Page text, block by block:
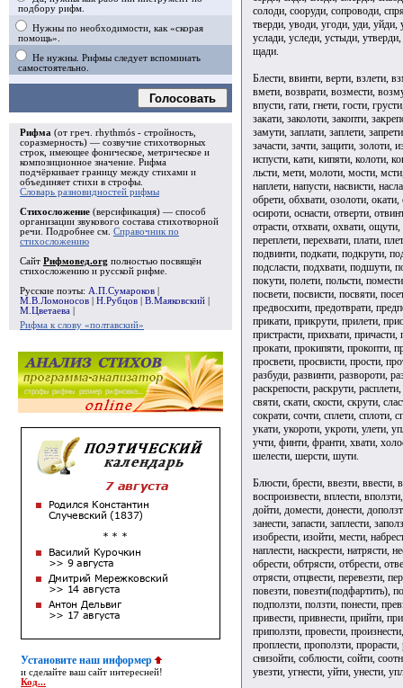
подбору рифм.
Нужны по необходимости, как «скорая
помощь».
Не нужны. Рифмы следует вспоминать
самостоятельно.
Голосовать
Рифма (от греч. rhythmós - стройность,
соразмерность) — созвучие стихотворных
строк, имеющее фоническое, метрическое и
композиционное значение. Рифма
подчёркивает границу между стихами и
объединяет стихи в строфы
Словарь разновидностей рифмы
Стихосложение (версификация) — способ
организации звукового состава стихотворной
речи. Подробнее см. Справочник по
стихосложению
Сайт Рифмовед.org полностью посвящён
стихосложению и русской рифме.
Русские поэты: А.П.Сумароков
М.В.Ломоносов
Н.Рубцов В.Маяковский
М.Цветаева
Рифма к слову «полтавский»
Установите наш информер
и сделайте ваш сайт интересней!
Код...
солоди, сооруди, сопроводи,
тверди, уводи, угоди, уди, уйди,
услади, уследи, устыди,
щади.
Блести, ввинти, верти, взлети,
вмети, возврати, возмести,
впусти, гати, гнети, гости,
закати, заколоти, закопти,
замути, заплати, заплети,
зачасти, зачти, защити, золоти,
испусти, кати, кипяти, колоти,
льсти, мети, молоти, мости,
наплети, напусти, насвисти,
обрети, обхвати, озолоти,
осироти, оснасти, отверти,
отрасти, отхвати, охвати,
переплети, перехвати, плати,
подвинти, подкати, подкрути,
подсласти, подхвати, подшути,
покути, полети, польсти,
посвети, посвисти, посвяти,
предвосхити, предотврати,
прикати, прикрути, прилети,
пристрасти, прихвати,
прокати, прокипяти, прокопти,
просвети, просвисти, прости,
разбуди, развинти, развороти,
раскрепости, раскрути,
святи, скати, скости, скрути,
сократи, сочти, сплети, сплоти,
укати, укороти, укроти, улети,
учти, финти, франти, хвати,
шелести, шерсти, шути.
Блюсти, брести, ввезти, ввести,
воспроизвести, вплести,
дойти, домести, донести,
занести, запасти, заплести,
изобрести, изойти, мести,
наплести, наскрести, натрясти,
обрести, обтрясти, отбрести,
отрясти, отцвести, перевезти,
повезти, повезти(подфартить),
подползти, ползти, понести,
привести, привнести, прийти,
приползти, провести,
проплести, проползти, прорасти,
снизойти, соблюсти, сойти,
увезти, угнести, уйти, унести,